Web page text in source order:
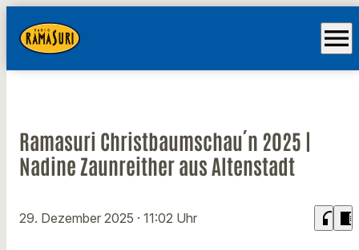
menu
Ramasuri Christbaumschau´n 2025 |
Nadine Zaunreither aus Altenstadt
29. Dezember 2025 · 11:02 Uhr headphones chrome_reader_mode